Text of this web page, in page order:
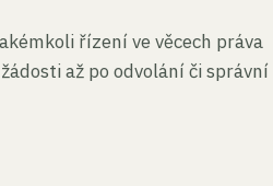
řízení ve věcech práva
až po odvolání či správní